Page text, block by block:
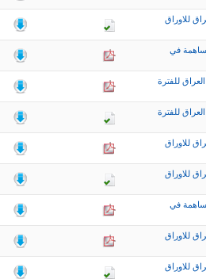
للاوراق
في
للفترة
للفترة
للاوراق
للاوراق
في
للاوراق
للاوراق